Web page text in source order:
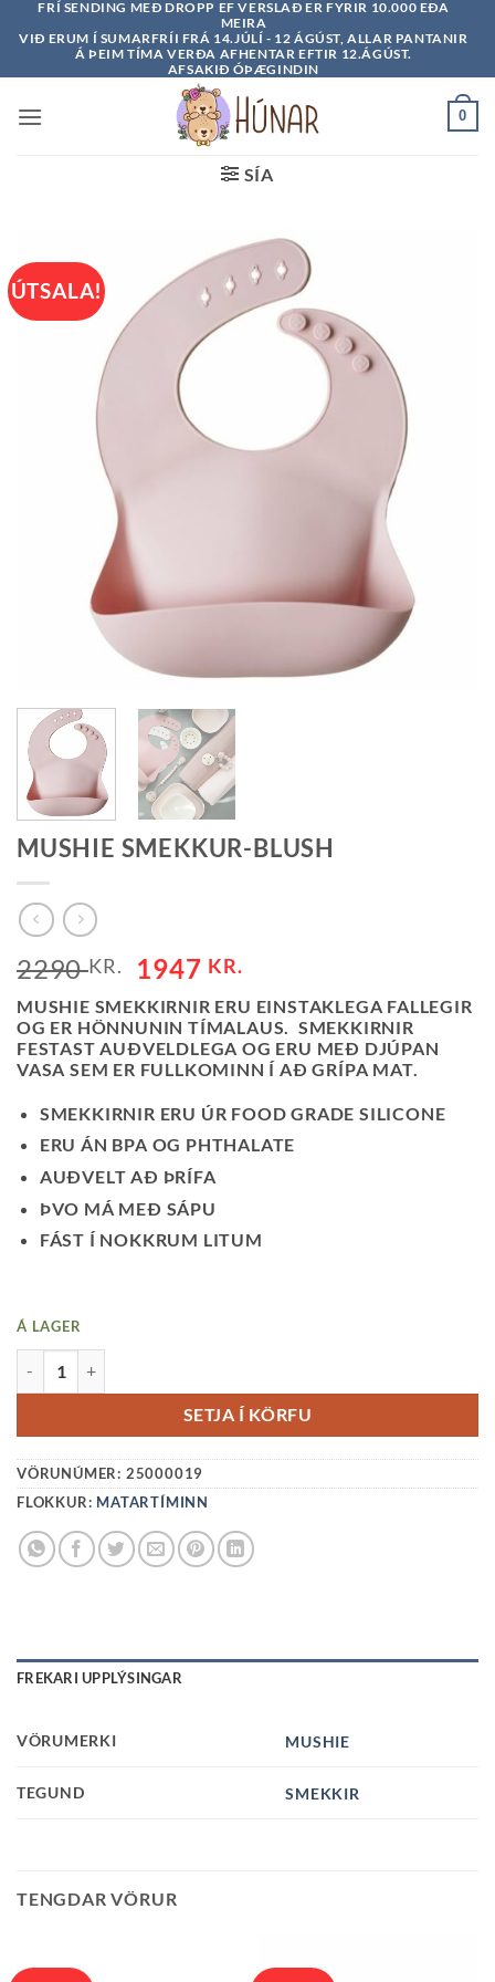
FRÍ SENDING MEÐ DROPP EF VERSLAÐ ER FYRIR 10.000 EÐA
MEIRA
VIÐ ERUM Í SUMARFRÍI FRÁ 14.JÚLÍ - 12 ÁGÚST, ALLAR PANTANIR
Á ÞEIM TÍMA VERÐA AFHENTAR EFTIR 12.ÁGÚST.
AFSAKIÐ ÓÞÆGINDIN
0
SÍA
ÚTSALA!
MUSHIE SMEKKUR-BLUSH
2290KR. 1947 KR.
MUSHIE SMEKKIRNIR ERU EINSTAKLEGA FALLEGIR
OG ER HÖNNUNIN TÍMALAUS. SMEKKIRNIR
FESTAST AUÐVELDLEGA OG ERU MEÐ DJÚPAN
VASA SEM ER FULLKOMINN Í AÐ GRÍPA MAT.
SMEKKIRNIR ERU ÚR FOOD GRADE SILICONE
ERU ÁN BPA OG PHTHALATE
AUÐVELT AÐ ÞRÍFA
ÞVO MÁ MEÐ SÁPU
FÁST Í NOKKRUM LITUM
Á LAGER
SETJA Í KÖRFU
VÖRUNÚMER: 25000019
FLOKKUR: MATARTÍMINN
FREKARI UPPLÝSINGAR
VÖRUMERKI MUSHIE
TEGUND SMEKKIR
TENGDAR VÖRUR